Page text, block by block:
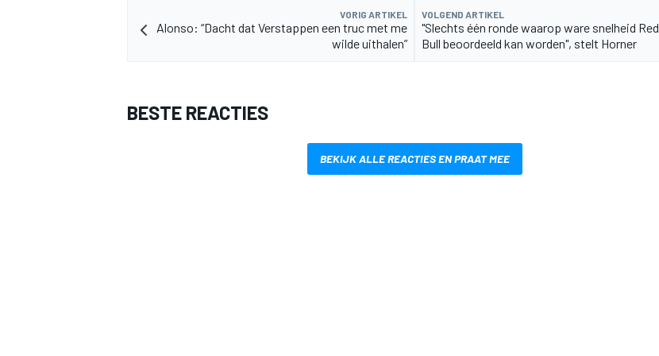
VORIG ARTIKEL
Alonso: “Dacht dat Verstappen een truc met me
wilde uithalen”
VOLGEND ARTIKEL
"Slechts één ronde waarop ware snelheid Red
Bull beoordeeld kan worden", stelt Horner
BESTE REACTIES
BEKIJK ALLE REACTIES EN PRAAT MEE